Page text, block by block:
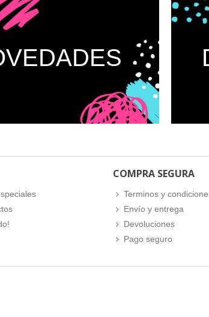
COMPRA SEGURA
Terminos y
Envío y entrega
Devoluciones
Pago seguro